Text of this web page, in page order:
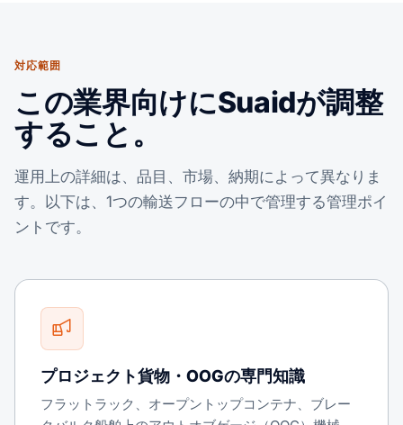
対応範囲
この業界向けにSuaidが調整
すること。
運用上の詳細は、品目、市場、納期によって異なりま
す。以下は、1つの輸送フローの中で管理する管理ポイ
ントです。
プロジェクト貨物・OOGの専門知識
フラットラック、オープントップコンテナ、ブレー